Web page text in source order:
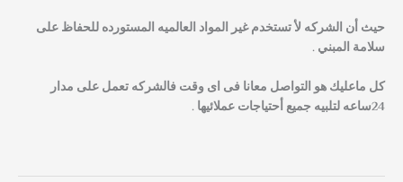
حيث أن الشركه لأ تستخدم غير المواد العالميه المستورده للحفاظ على
سلامة المبني .
كل ماعليك هو التواصل معانا فى اى وقت فالشركه تعمل على مدار
24ساعه لتلبيه جميع أحتياجات عملائيها .